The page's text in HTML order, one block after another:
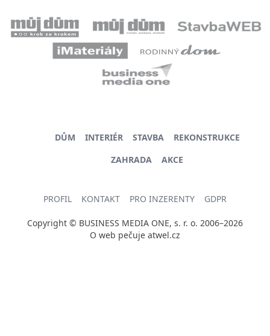
DŮM INTERIÉR STAVBA
REKONSTRUKCE
ZAHRADA
AKCE
PROFIL KONTAKT PRO INZERENTY GDPR
Copyright © BUSINESS MEDIA ONE, s. r. o. 2006–2026